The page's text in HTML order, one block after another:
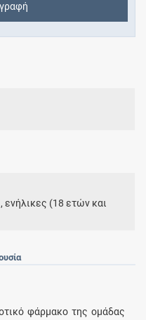
(18 ετών και
φάρμακο της ομάδας